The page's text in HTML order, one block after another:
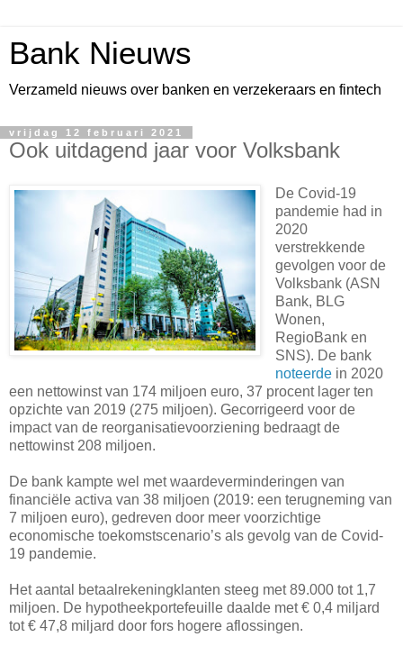
Bank Nieuws
Verzameld nieuws over banken en verzekeraars en fintech
vrijdag 12 februari 2021
Ook uitdagend jaar voor Volksbank
De Covid-19
pandemie had in
2020
verstrekkende
gevolgen voor de
Volksbank (ASN
Bank, BLG
Wonen,
RegioBank en
SNS). De bank
noteerdein 2020
een nettowinst van 174 miljoen euro, 37 procent lager ten
opzichte van 2019 (275 miljoen). Gecorrigeerd voor de
impact van de reorganisatievoorziening bedraagt de
nettowinst 208 miljoen.
De bank kampte wel met waardeverminderingen van
financiële activa van 38 miljoen (2019: een terugneming van
7 miljoen euro), gedreven door meer voorzichtige
economische toekomstscenario’s als gevolg van de Covid-
19 pandemie.
Het aantal betaalrekeningklanten steeg met 89.000 tot 1,7
miljoen. De hypotheekportefeuille daalde met € 0,4 miljard
tot € 47,8 miljard door fors hogere aflossingen.